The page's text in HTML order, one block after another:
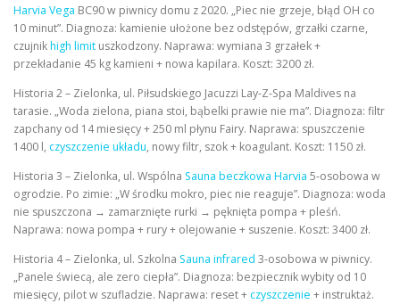
Harvia Vega BC90 w piwnicy domu z 2020. „Piec nie grzeje, błąd OH co
10 minut”. Diagnoza: kamienie ułożone bez odstępów, grzałki czarne,
czujnikhigh limit uszkodzony. Naprawa: wymiana 3 grzałek +
przekładanie 45 kg kamieni + nowa kapilara. Koszt: 3200 zł.
Historia 2 – Zielonka, ul. Piłsudskiego Jacuzzi Lay-Z-Spa Maldives na
tarasie. „Woda zielona, piana stoi, bąbelki prawie nie ma”. Diagnoza: filtr
zapchany od 14 miesięcy + 250 ml płynu Fairy. Naprawa: spuszczenie
1400 l, czyszczenie układu, nowy filtr, szok + koagulant. Koszt: 1150 zł.
Historia 3 – Zielonka, ul. Wspólna Sauna beczkowa Harvia 5-osobowa w
ogrodzie. Po zimie: „W środku mokro, piec nie reaguje”. Diagnoza: woda
nie spuszczona → zamarznięte rurki → pęknięta pompa + pleśń.
Naprawa: nowa pompa + rury + olejowanie + suszenie. Koszt: 3400 zł.
Historia 4 – Zielonka, ul. Szkolna Sauna infrared 3-osobowa w piwnicy.
„Panele świecą, ale zero ciepła”. Diagnoza: bezpiecznik wybity od 10
miesięcy, pilot w szufladzie. Naprawa: reset + czyszczenie + instruktaż.